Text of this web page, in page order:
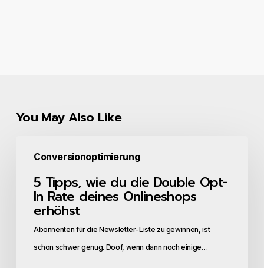
You May Also Like
Conversionoptimierung
Tipps,
Double
Opt-
5 Tipps, wie du die Double Opt-
In Rate deines Onlineshops
erhöhst
Abonnenten für die Newsletter-Liste zu gewinnen, ist
schon schwer genug. Doof, wenn dann noch einige…